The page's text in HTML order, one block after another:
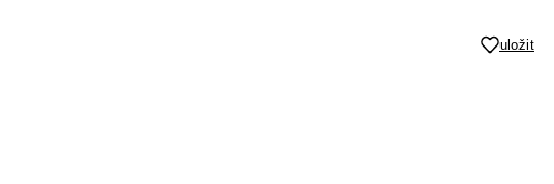
uložit